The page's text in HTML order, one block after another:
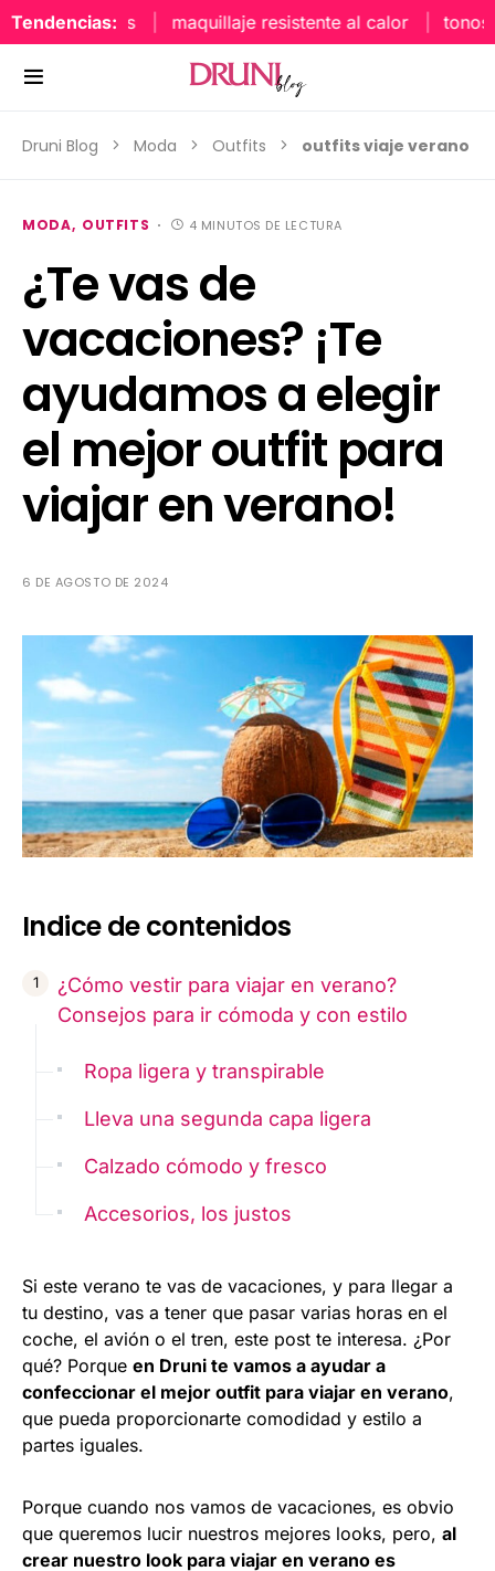
Tendencias: maquillaje resistente al calor tonos
Druni Blog Moda Outfits outfits viaje verano
MODA OUTFITS 4 MINUTOS DE LECTURA
¿Te vas de
vacaciones? ¡Te
ayudamos a elegir
el mejor outfit para
viajar en verano!
6 DE AGOSTO DE 2024
Indice de contenidos
¿Cómo vestir para viajar en verano?
Consejos para ir cómoda y con estilo
Ropa ligera y transpirable
Lleva una segunda capa ligera
Calzado cómodo y fresco
Accesorios, los justos
Si este verano te vas de vacaciones, y para llegar a
tu destino, vas a tener que pasar varias horas en el
coche, el avión o el tren, este post te interesa. ¿Por
qué? Porque en Druni te vamos a ayudar a
confeccionar el mejor outfit para viajar en verano,
que pueda proporcionarte comodidad y estilo a
partes iguales.
Porque cuando nos vamos de vacaciones, es obvio
que queremos lucir nuestros mejores looks, pero, al
crear nuestro look para viajar en verano es